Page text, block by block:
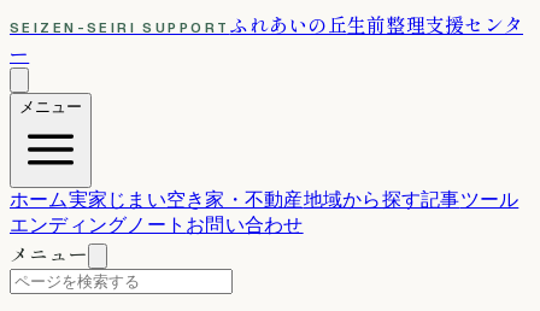
SEIZEN-SEIRI SUPPORT ふれあいの丘生前整理支援センタ
ー
メニュー
ホーム実家じまい空き家・不動産地域から探す記事ツール
エンディングノート お問い合わせ
メニュー